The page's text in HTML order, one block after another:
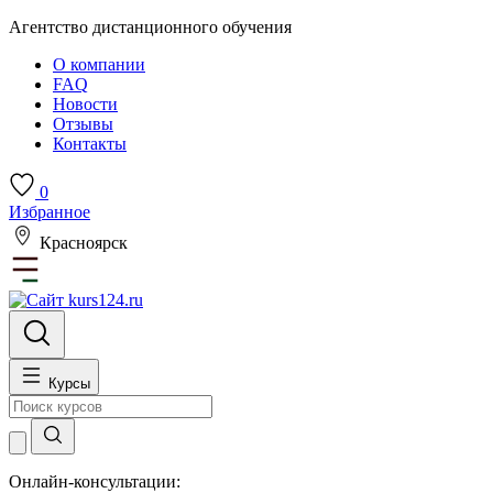
Агентство дистанционного обучения
О компании
FAQ
Новости
Отзывы
Контакты
0
Избранное
Красноярск
Курсы
Онлайн-консультации: